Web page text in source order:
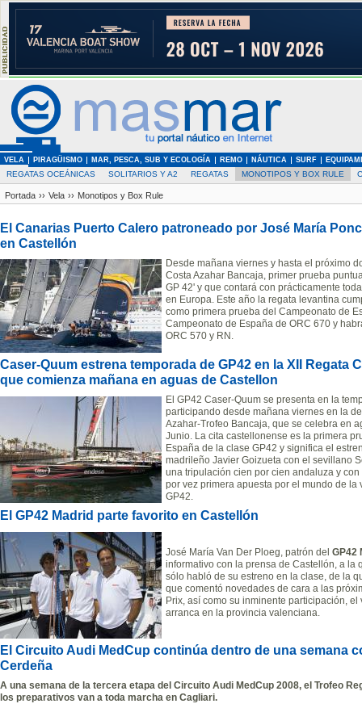
VELA PIRAGÜISMO MAR, PESCA, SUB Y ECOLOGÍA REMO NÁUTICA SURF
REGATAS OCEÁNICAS SOLITARIOS Y A2 REGATAS MONOTIPOS Y BOX RULE
Portada ›› Vela ›› Monotipos y Box Rule
El Canarias Puerto Calero patroneado por José María
en Castellón
Desde mañana viernes y hasta el próximo
Costa Azahar Bancaja, primer prueba
GP 42' y que contará con prácticamente
en Europa. Este año la regata levantina
como primera prueba del Campeonato de
Campeonato de España de ORC 670 y
ORC 570 y RN.
Caser-Quum estrena temporada de GP42 en la XII Regata
que comienza mañana en aguas de Castellon
El GP42 Caser-Quum se presenta en la
participando desde mañana viernes en la
Azahar-Trofeo Bancaja, que se celebra en
Junio. La cita castellonense es la primera
España de la clase GP42 y significa el
madrileño Javier Goizueta con el sevillano
una tripulación cien por cien andaluza y
por vez primera apuesta por el mundo de
GP42.
El GP42 Madrid parte favorito en Castellón
José María Van Der Ploeg, patrón del GP42
informativo con la prensa de Castellón, a
sólo habló de su estreno en la clase, de la
que comentó novedades de cara a las
Prix, así como su inminente participación,
arranca en la provincia valenciana.
El Circuito Audi MedCup continúa dentro de una semana
Cerdeña
A una semana de la tercera etapa del Circuito Audi MedCup 2008, el Trofeo
los preparativos van a toda marcha en Cagliari.